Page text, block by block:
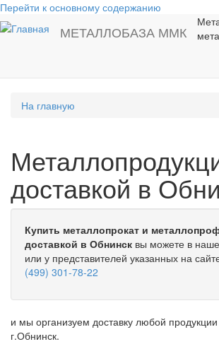
Перейти к основному содержанию
МЕТАЛЛОБАЗА ММК
На главную
доставкой в
Купить металлопрокат и
доставкой в Обнинск вы можете в
или у представителей указанных на
(499) 301-78-22
и мы организуем доставку любой
г.Обнинск.